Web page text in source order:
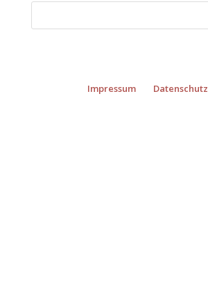
Impressum Datenschutz